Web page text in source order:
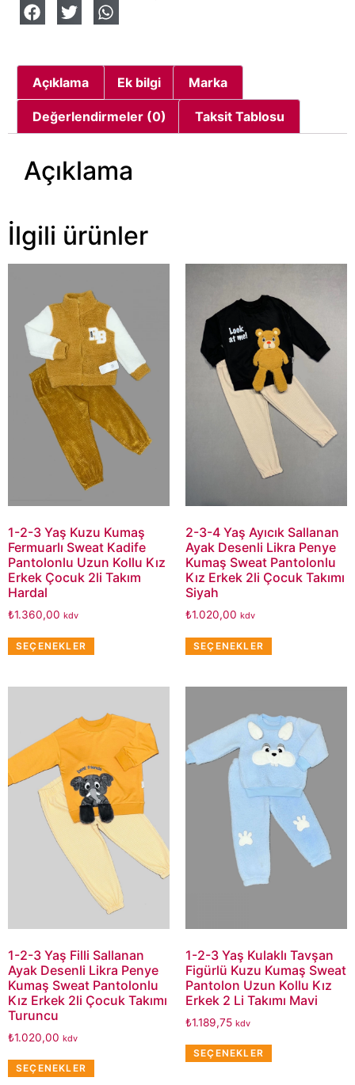
Açıklama Ek bilgi Marka
Değerlendirmeler (0) Taksit Tablosu
Açıklama
İlgili ürünler
1-2-3 Yaş Kuzu Kumaş
Fermuarlı Sweat Kadife
Pantolonlu Uzun Kollu Kız
Erkek Çocuk 2li Takım
Hardal
₺1.360,00 kdv
SEÇENEKLER
2-3-4 Yaş Ayıcık Sallanan
Ayak Desenli Likra Penye
Kumaş Sweat Pantolonlu
Kız Erkek 2li Çocuk Takımı
Siyah
₺1.020,00 kdv
SEÇENEKLER
1-2-3 Yaş Filli Sallanan
Ayak Desenli Likra Penye
Kumaş Sweat Pantolonlu
Kız Erkek 2li Çocuk Takımı
Turuncu
₺1.020,00 kdv
SEÇENEKLER
1-2-3 Yaş Kulaklı Tavşan
Figürlü Kuzu Kumaş Sweat
Pantolon Uzun Kollu Kız
Erkek 2 Li Takımı Mavi
₺1.189,75 kdv
SEÇENEKLER